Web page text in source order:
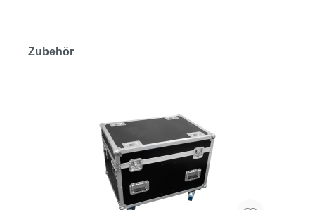
Zubehör